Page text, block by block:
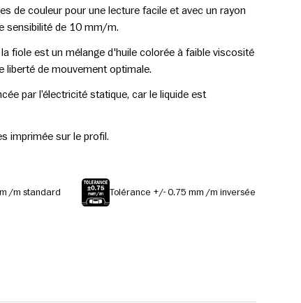
de couleur pour une lecture facile et avec un rayon
sensibilité de 10 mm/m.
fiole est un mélange d'huile colorée à faible viscosité
liberté de mouvement optimale.
par l’électricité statique, car le liquide est
imprimée sur le profil.
/m standard Tolérance +/- 0.75 mm /m inversée